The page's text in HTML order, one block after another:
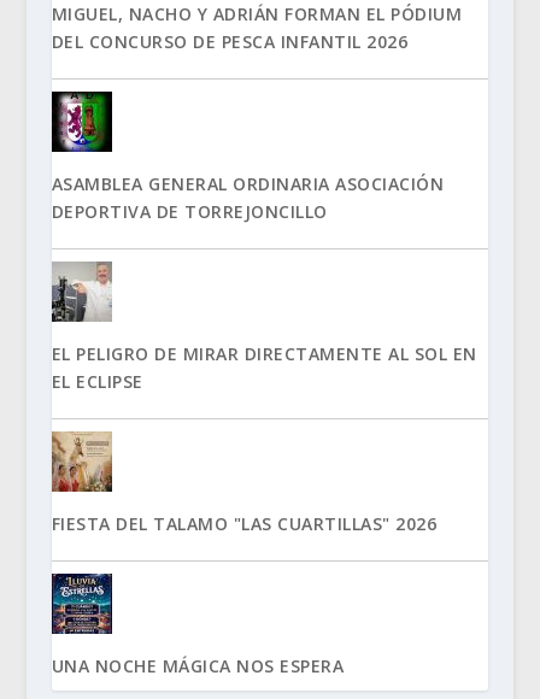
MIGUEL, NACHO Y ADRIÁN FORMAN EL PÓDIUM
DEL CONCURSO DE PESCA INFANTIL 2026
ASAMBLEA GENERAL ORDINARIA ASOCIACIÓN
DEPORTIVA DE TORREJONCILLO
EL PELIGRO DE MIRAR DIRECTAMENTE AL SOL EN
EL ECLIPSE
FIESTA DEL TALAMO "LAS CUARTILLAS" 2026
UNA NOCHE MÁGICA NOS ESPERA